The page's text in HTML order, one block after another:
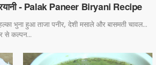
- Palak Paneer Biryani Recipe
भुना हुआ ताजा पनीर, देशी मसाले और बासमती चावल...
से कल्पन...